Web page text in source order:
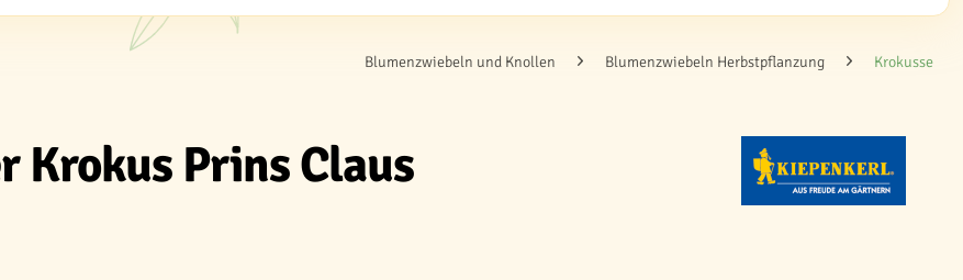
Blumenzwiebeln und Knollen Blumenzwiebeln Herbstpflanzung Krokusse
Krokus Prins Claus